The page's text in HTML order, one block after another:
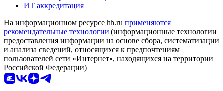
ИТ аккредитация
На информационном ресурсе hh.ru применяются
рекомендательные технологии (информационные технологии
предоставления информации на основе сбора, систематизации
и анализа сведений, относящихся к предпочтениям
пользователей сети «Интернет», находящихся на территории
Российской Федерации)